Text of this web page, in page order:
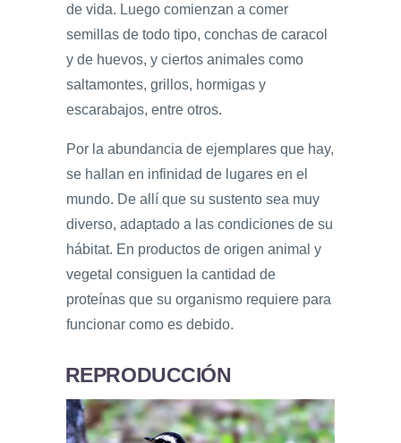
de vida. Luego comienzan a comer
semillas de todo tipo, conchas de caracol
y de huevos, y ciertos animales como
saltamontes, grillos, hormigas y
escarabajos, entre otros.
Por la abundancia de ejemplares que hay,
se hallan en infinidad de lugares en el
mundo. De allí que su sustento sea muy
diverso, adaptado a las condiciones de su
hábitat. En productos de origen animal y
vegetal consiguen la cantidad de
proteínas que su organismo requiere para
funcionar como es debido.
REPRODUCCIÓN